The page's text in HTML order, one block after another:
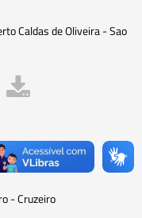
Caldas de Oliveira - Sao
- Cruzeiro